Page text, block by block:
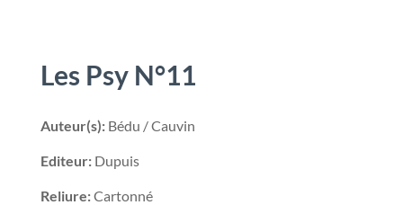
Les Psy N°11
Auteur(s):Bédu / Cauvin
Editeur:Dupuis
Reliure:Cartonné